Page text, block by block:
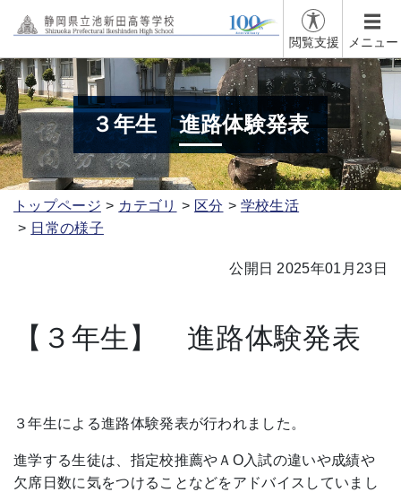
閲覧支援 メニュー
３年生 進路体験発表
トップページ カテゴリ 区分
学校生活
日常の様子
公開日 2025年01月23日
【３年生】 進路体験発表
３年生による進路体験発表が行われました。
進学する生徒は、指定校推薦やＡО入試の違いや成績や
欠席日数に気をつけることなどをアドバイスしていまし